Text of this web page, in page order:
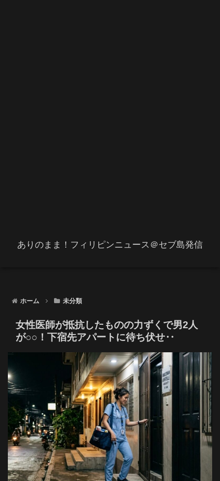
ありのまま！フィリピンニュース＠セブ島発信
ホーム 未分類
女性医師が抵抗したものの力ずくで男2人
が○○！下宿先アパートに待ち伏せ‥